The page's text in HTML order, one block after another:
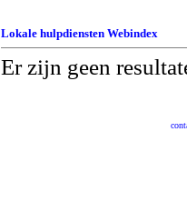
Lokale hulpdiensten Webindex
Er zijn geen